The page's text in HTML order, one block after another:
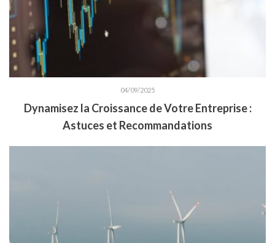
04/09/2025
Dynamisez la Croissance de Votre Entreprise :
Astuces et Recommandations